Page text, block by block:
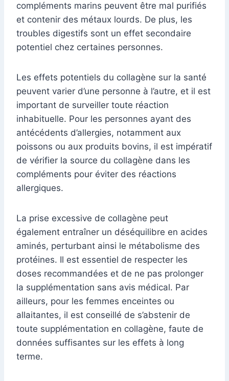
compléments marins peuvent être mal purifiés
et contenir des métaux lourds. De plus, les
troubles digestifs sont un effet secondaire
potentiel chez certaines personnes.
Les effets potentiels du collagène sur la santé
peuvent varier d’une personne à l’autre, et il est
important de surveiller toute réaction
inhabituelle. Pour les personnes ayant des
antécédents d’allergies, notamment aux
poissons ou aux produits bovins, il est impératif
de vérifier la source du collagène dans les
compléments pour éviter des réactions
allergiques.
La prise excessive de collagène peut
également entraîner un déséquilibre en acides
aminés, perturbant ainsi le métabolisme des
protéines. Il est essentiel de respecter les
doses recommandées et de ne pas prolonger
la supplémentation sans avis médical. Par
ailleurs, pour les femmes enceintes ou
allaitantes, il est conseillé de s’abstenir de
toute supplémentation en collagène, faute de
données suffisantes sur les effets à long
terme.